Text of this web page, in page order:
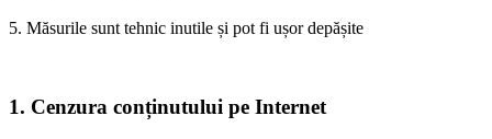
5. Măsurile sunt tehnic inutile și pot fi ușor depășite
1. Cenzura conținutului pe Internet